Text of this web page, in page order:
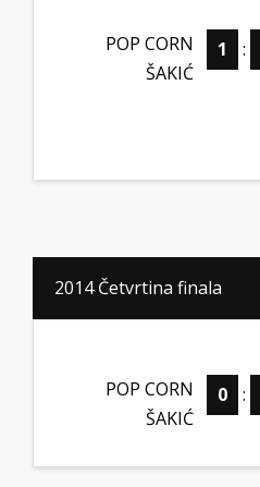
POP CORN
ŠAKIĆ
1 :
2014 Četvrtina finala
POP CORN
ŠAKIĆ
0 :